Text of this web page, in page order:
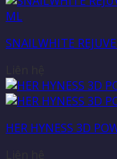
SNAILWHITE
HER HYNESS 3D